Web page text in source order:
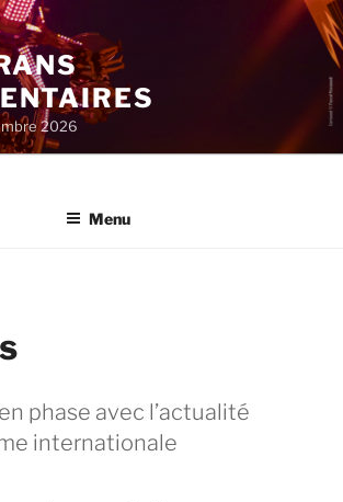
2026
Menu
phase avec l’actualité
internationale